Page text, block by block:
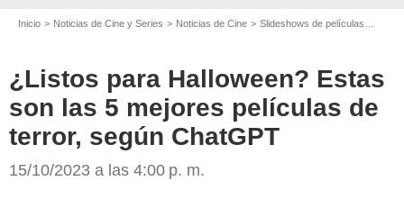
Inicio Noticias de Cine y Series Noticias de Cine Slideshows de películas
¿Listos para Halloween? Estas
son las 5 mejores películas de
terror, según ChatGPT
15/10/2023 a las 4:00 p. m.